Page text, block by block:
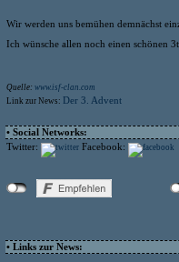
Wir werden uns bemühen demnächst
Ich wünsche allen noch einen schönen
Quelle: www.isf-clan.com
Link zur News: Der 3. Advent
• Social Networks:
Twitter:
Facebook:
• Links zur News: